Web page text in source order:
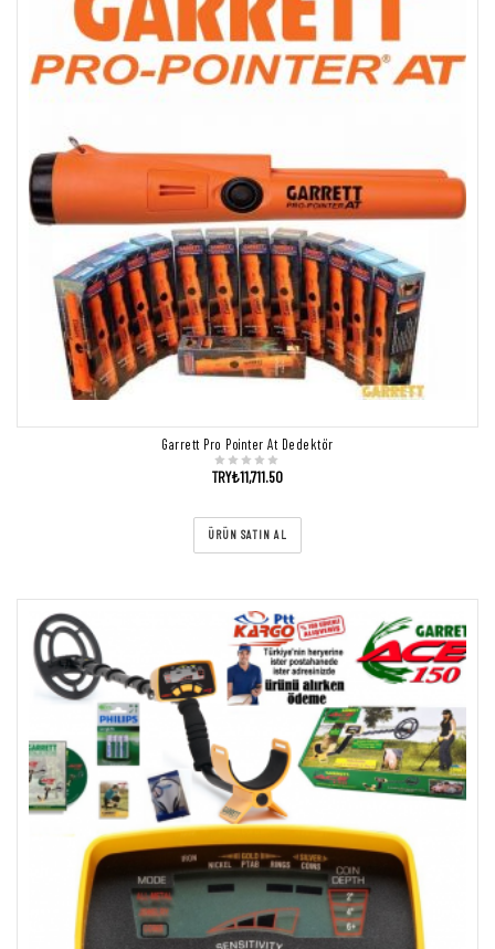
Garrett Pro Pointer At Dedektör
TRY₺11,711.50
ÜRÜN SATIN AL